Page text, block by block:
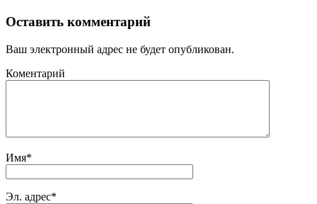
Оставить комментарий
Ваш электронный адрес не будет опубликован.
Коментарий
Имя*
Эл. адрес*